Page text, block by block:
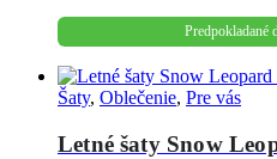
Predpokladané
Šaty, Oblečenie, Pre vás
Letné šaty Snow